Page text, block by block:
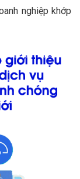
nghiệp khớp